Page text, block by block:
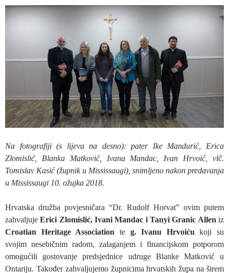
Na fotografiji (s lijeva na desno): pater Ike Mandurić, Erica
Zlomislić, Blanka Matković, Ivana Mandac, Ivan Hrvoić, vlč.
Tomislav Kasić (župnik u Mississaugi), snimljeno nakon predavanja
u Mississaugi 10. ožujka 2018.
Hrvatska družba povjesničara “Dr. Rudolf Horvat” ovim putem
zahvaljujeErici Zlomislić, Ivani Mandac i Tanyi Granic Alleniz
Croatian Heritage Association te g. Ivanu Hrvoiću koji su
svojim nesebičnim radom, zalaganjem i financijskom potporom
omogućili gostovanje predsjednice udruge Blanke Matković u
Ontariju. Također zahvaljujemo župnicima hrvatskih župa na širem